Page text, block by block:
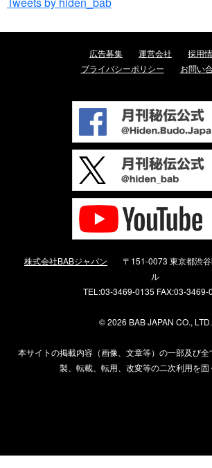
広告募集 運営会社
採用
プライバシーポリシー
お問い
株式会社BABジャパン
〒151-0073 東京都渋
ル
TEL:03-3469-0135 FAX:03-3469-
©2026 BAB JAPAN CO., LTD.
本サイトの掲載内容（画像、文章等）の一部及び
製、転載、転用、改変等の二次利用を固